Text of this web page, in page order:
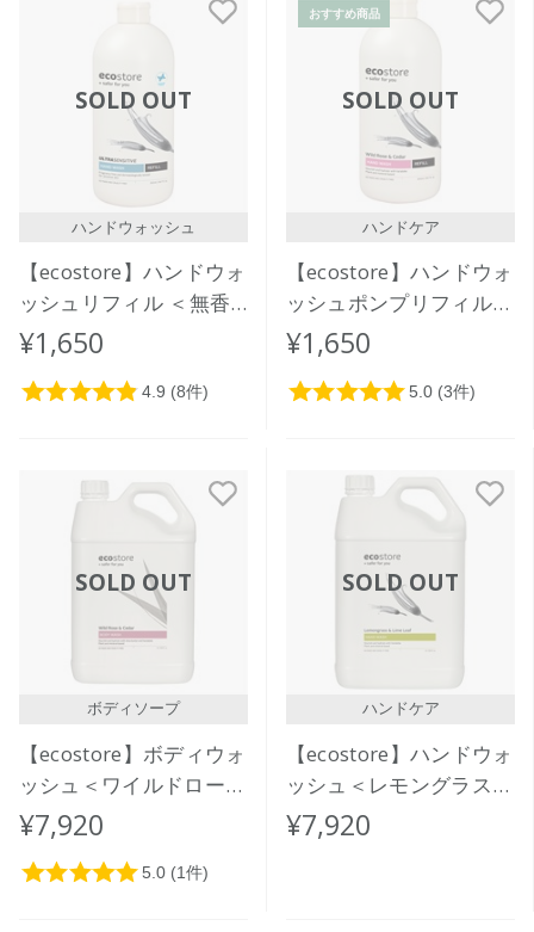
SOLD OUT
ハンドウォッシュ
【ecostore】ハンドウォ
ッシュリフィル ＜無香
料＞ 850mL
¥1,650
SOLD OUT
おすすめ商品
ハンドケア
【ecostore】ハンドウォ
ッシュポンプリフィル
＜ワイルドローズ＆シダ
ー＞ 850mL
¥1,650
SOLD OUT
ボディソープ
【ecostore】ボディウォ
ッシュ＜ワイルドローズ
＆シダー＞5L
¥7,920
SOLD OUT
ハンドケア
【ecostore】ハンドウォ
ッシュ＜レモングラス＆
ライムリーフ＞５L
¥7,920